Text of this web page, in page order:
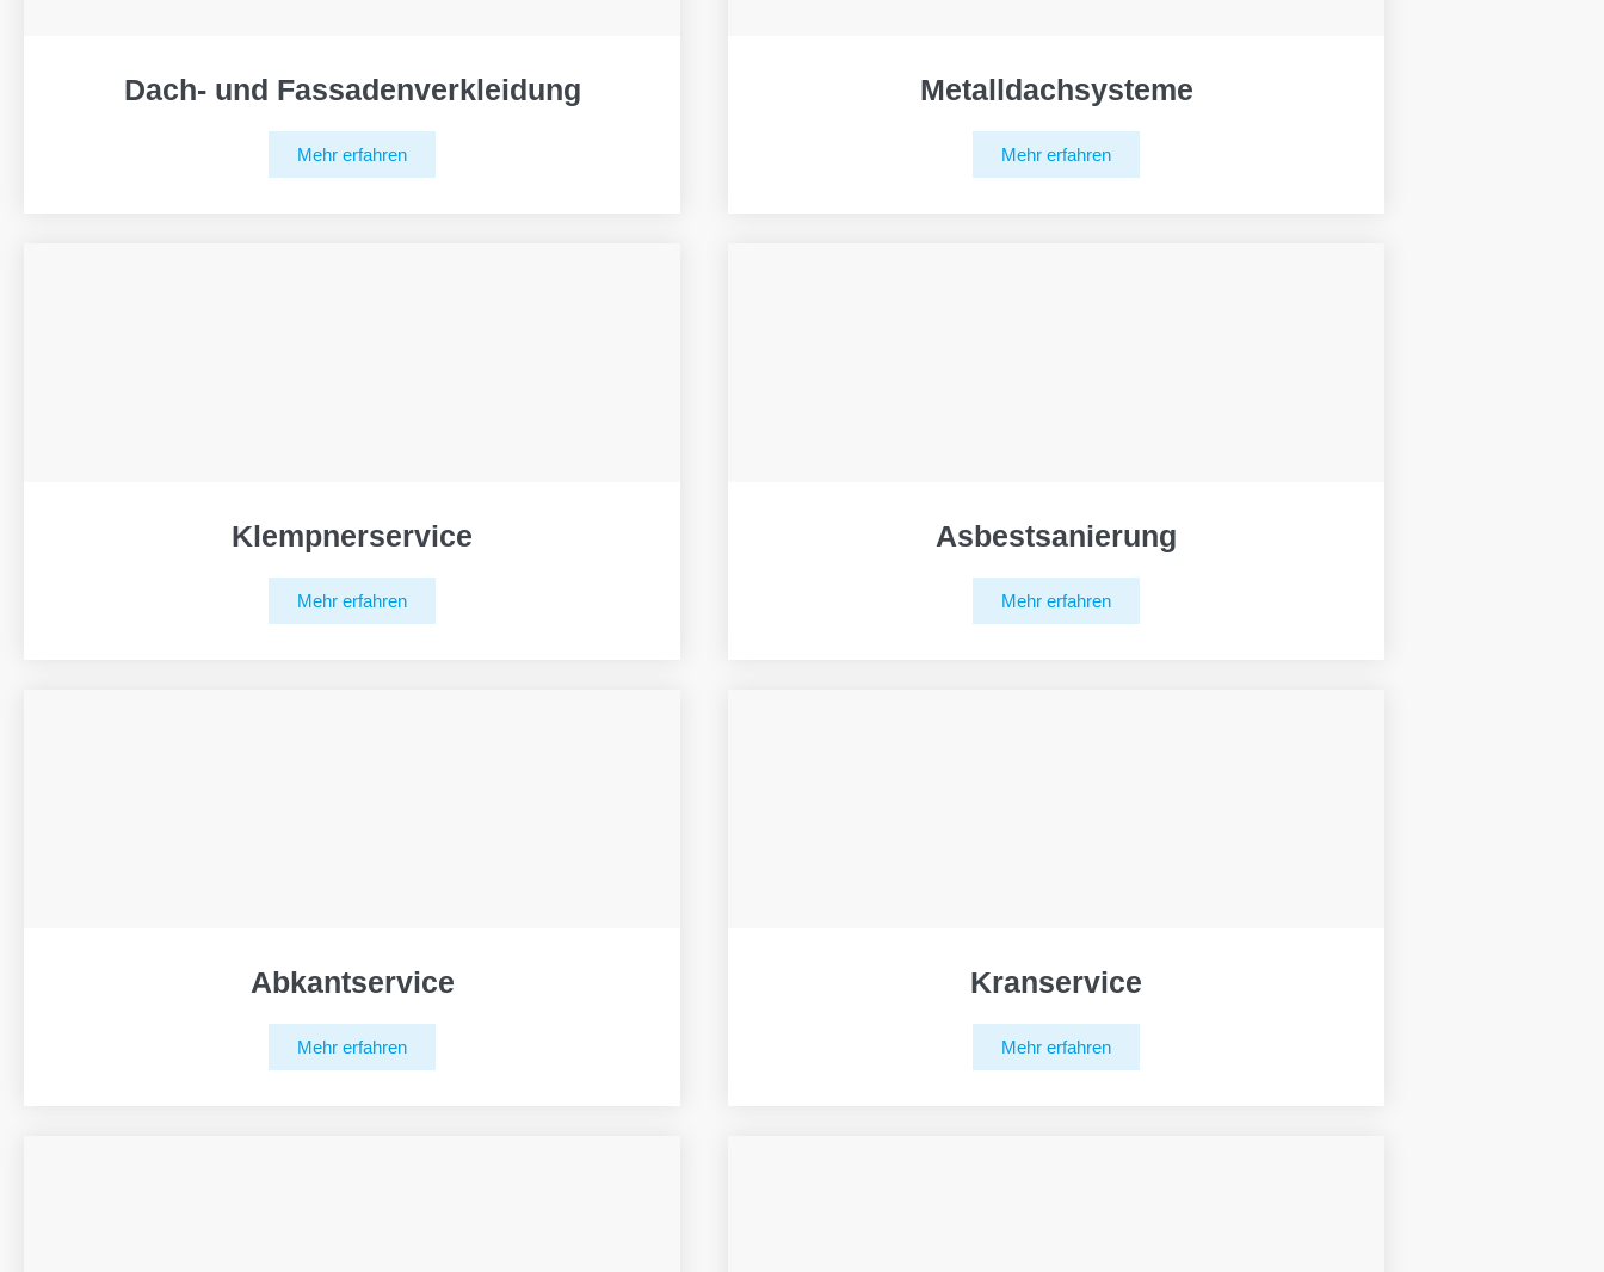
Dach- und Fassadenverkleidung
Mehr erfahren
Metalldachsysteme
Mehr erfahren
Klempnerservice
Mehr erfahren
Asbestsanierung
Mehr erfahren
Abkantservice
Mehr erfahren
Kranservice
Mehr erfahren